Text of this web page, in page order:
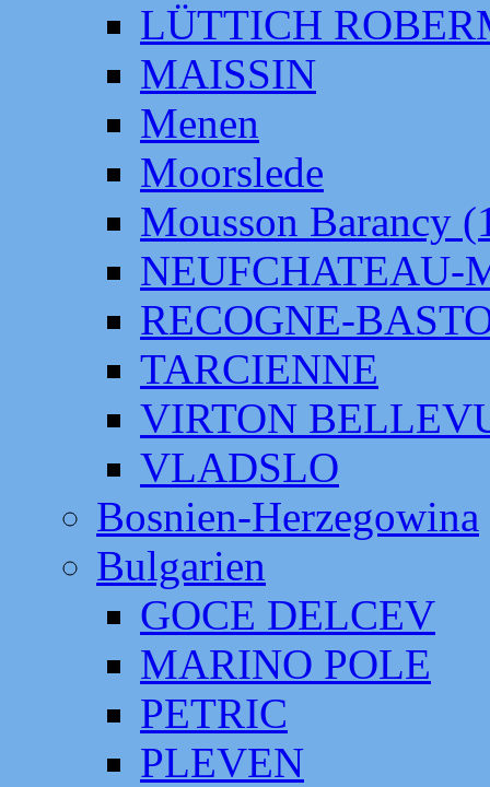
LÜTTICH
MAISSIN
Menen
Moorslede
Mousson Barancy
NEUFCHATEAU-
RECOGNE-
TARCIENNE
VIRTON
VLADSLO
Bosnien-Herzegowina
Bulgarien
GOCE DELCEV
MARINO POLE
PETRIC
PLEVEN